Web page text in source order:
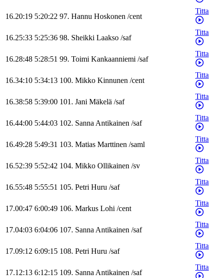
16.20:19 5:20:22 97. Hannu Hoskonen /cent
Titta
16.25:33 5:25:36 98. Sheikki Laakso /saf
Titta
16.28:48 5:28:51 99. Toimi Kankaanniemi /saf
Titta
16.34:10 5:34:13 100. Mikko Kinnunen /cent
Titta
16.38:58 5:39:00 101. Jani Mäkelä /saf
Titta
16.44:00 5:44:03 102. SannaAntikainen /saf
Titta
16.49:28 5:49:31 103. Matias Marttinen /saml
Titta
16.52:39 5:52:42 104. Mikko Ollikainen /sv
Titta
16.55:48 5:55:51 105. Petri Huru /saf
Titta
17.00:47 6:00:49 106. Markus Lohi /cent
Titta
17.04:03 6:04:06 107. SannaAntikainen /saf
Titta
17.09:12 6:09:15 108. Petri Huru /saf
Titta
17.12:13 6:12:15 109. SannaAntikainen /saf
Titta